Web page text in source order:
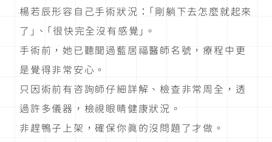
楊若辰形容自己手術狀況：「剛躺下去怎麼就起來
了」、「很快完全沒有感覺」。
手術前，她已聽聞過藍居福醫師名號，療程中更
是覺得非常安心。
只因術前有咨詢師仔細詳解、檢查非常周全，透
過許多儀器，檢視眼睛健康狀況。
非趕鴨子上架，確保你真的沒問題了才做。